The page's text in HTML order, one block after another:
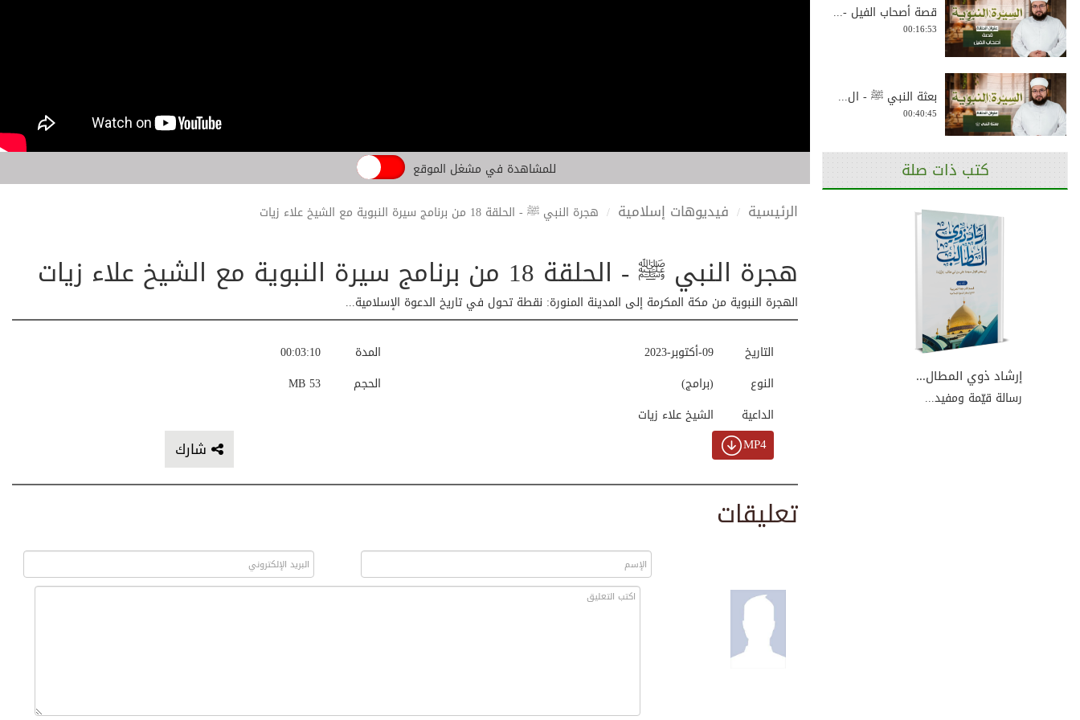
للمشاهدة في مشغل الموقع
الرئيسية فيديوهات إسلامية هجرة النبي ﷺ - الحلقة 18 من برنامج سيرة النبوية مع الشيخ علاء زيات
هجرة النبي ﷺ - الحلقة 18 من برنامج سيرة النبوية مع الشيخ علاء زيات
الهجرة النبوية من مكة المكرمة إلى المدينة المنورة: نقطة تحول في تاريخ الدعوة الإسلامية...
00:03:10
المدة
53 MB
الحجم
09-أكتوبر-2023
التاريخ
(برامج)
النوع
الشيخ علاء زيات
الداعية
شارك MP4
تعليقات
قصة أصحاب الفيل -...
00:16:53
بعثة النبي ﷺ - ال...
00:40:45
أول الناس إسلاماً...
حفر زمزم وفداء عب...
قصة صبر وثبات في ...
00:30:49
كتب ذات صلة
إرشاد ذوي المطال...
رسالة قيّمة ومفيد...